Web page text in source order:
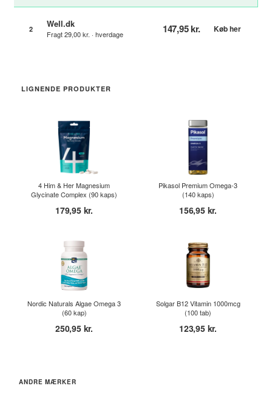
2 Well.dk
Fragt 29,00 kr. · hverdage 147,95 kr. Køb her
LIGNENDE PRODUKTER
4 Him & Her Magnesium
Glycinate Complex (90 kaps)
179,95 kr.
Pikasol Premium Omega-3
(140 kaps)
156,95 kr.
Nordic Naturals Algae Omega 3
(60 kap)
250,95 kr.
Solgar B12 Vitamin 1000mcg
(100 tab)
123,95 kr.
ANDRE MÆRKER